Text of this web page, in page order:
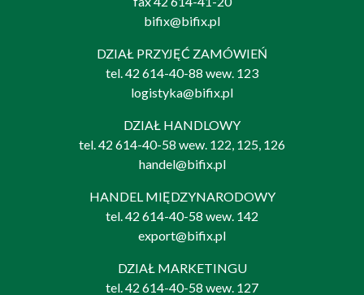
bifix@bifix.pl
DZIAŁ PRZYJĘĆ ZAMÓWIEŃ
tel.42 614-40-88 wew. 123
logistyka@bifix.pl
DZIAŁ HANDLOWY
tel.42 614-40-58 wew. 122, 125, 126
handel@bifix.pl
HANDEL MIĘDZYNARODOWY
tel.42 614-40-58 wew. 142
export@bifix.pl
DZIAŁ MARKETINGU
tel.42 614-40-58 wew. 127